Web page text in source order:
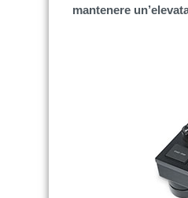
mantenere